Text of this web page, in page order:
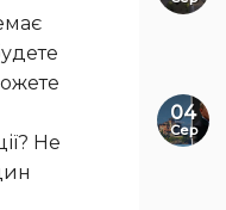
Не
04
Сер